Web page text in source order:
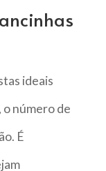
ideais
número de
É